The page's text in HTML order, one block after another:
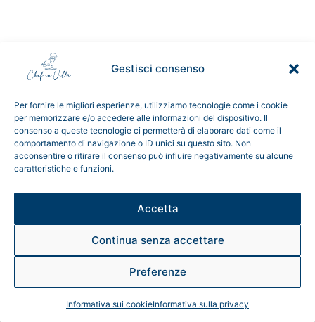
Gestisci consenso
Per fornire le migliori esperienze, utilizziamo tecnologie come i cookie
per memorizzare e/o accedere alle informazioni del dispositivo. Il
consenso a queste tecnologie ci permetterà di elaborare dati come il
comportamento di navigazione o ID unici su questo sito. Non
acconsentire o ritirare il consenso può influire negativamente su alcune
caratteristiche e funzioni.
Accetta
Continua senza accettare
Preferenze
Informativa sui cookieInformativa sulla privacy